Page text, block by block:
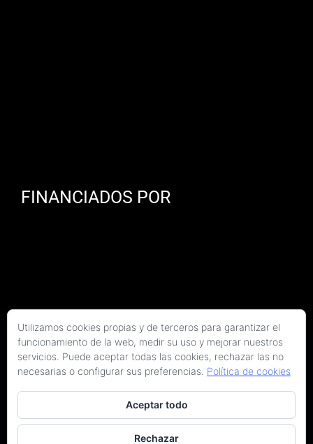
FINANCIADOS POR
Copyright 2026 Kaitek Servicios Tecnicos para la Construcción S.L.P. | Todos los
derechos reservados
Utilizamos cookies propias y de terceros para garantizar el
funcionamiento de la web, medir su uso y mejorar nuestros
servicios. Puede aceptar todas las cookies, rechazar las no
necesarias o configurar sus preferencias. Política de cookies
Aceptar todo
Rechazar